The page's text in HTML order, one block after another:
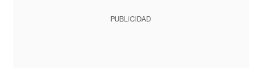
PUBLICIDAD